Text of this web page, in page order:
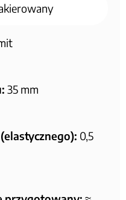
35 mm
0,5